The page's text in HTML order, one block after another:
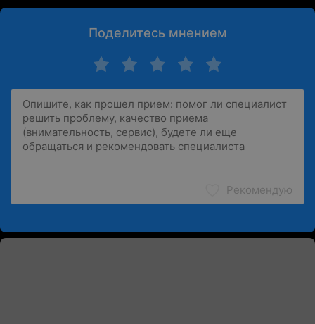
Поделитесь мнением
Рекомендую